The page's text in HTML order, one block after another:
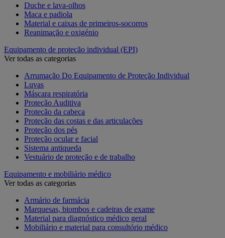
Duche e lava-olhos
Maca e padiola
Material e caixas de primeiros-socorros
Reanimação e oxigénio
Equipamento de proteção individual (EPI)
Ver todas as categorias
Arrumação Do Equipamento de Proteção Individual
Luvas
Máscara respiratória
Proteção Auditiva
Proteção da cabeça
Proteção das costas e das articulações
Proteção dos pés
Proteção ocular e facial
Sistema antiqueda
Vestuário de proteção e de trabalho
Equipamento e mobiliário médico
Ver todas as categorias
Armário de farmácia
Marquesas, biombos e cadeiras de exame
Material para diagnóstico médico geral
Mobiliário e material para consultório médico